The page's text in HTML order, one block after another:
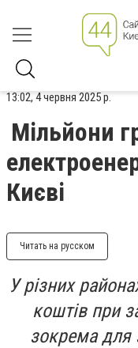
13:02, 4 червня 2025 р.
Мільйони
Києві
Читать на русском
У різних
коштів при
зокрема для